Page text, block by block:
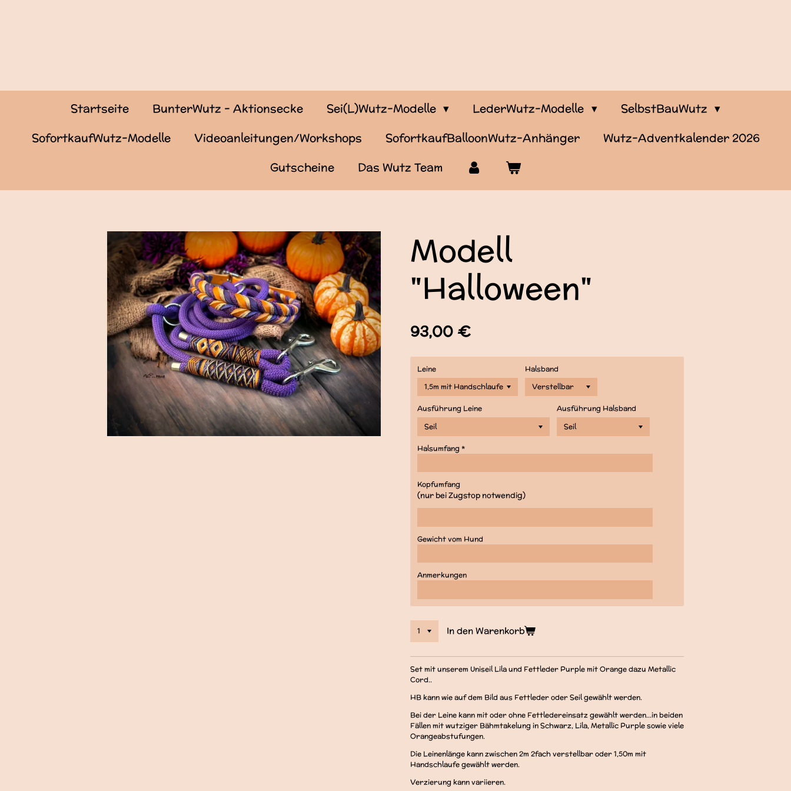
Startseite BunterWutz - Aktionsecke Sei(L)Wutz-Modelle LederWutz-Modelle
SelbstBauWutz
SofortkaufWutz-Modelle
Videoanleitungen/Workshops SofortkaufBalloonWutz-Anhänger
Wutz-Adventkalender 2026
Gutscheine
Das Wutz Team
Modell
"Halloween"
93,00 €
Leine Halsband
Ausführung Leine Ausführung Halsband
Halsumfang *
Kopfumfang
(nur bei Zugstop notwendig)
Gewicht vom Hund
Anmerkungen
In den Warenkorb
Set mit unserem Uniseil Lila und Fettleder Purple mit Orange dazu Metallic
Cord..
HB kann wie auf dem Bild aus Fettleder oder Seil gewählt werden.
Bei der Leine kann mit oder ohne Fettledereinsatz gewählt werden...in beiden
Fällen mit wutziger Bähmtakelung in Schwarz, Lila, Metallic Purple sowie viele
Orangeabstufungen.
Die Leinenlänge kann zwischen 2m 2fach verstellbar oder 1,50m mit
Handschlaufe gewählt werden.
Verzierung kann variieren.